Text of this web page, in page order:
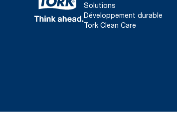
Solutions
Développement durable
Tork Clean Care